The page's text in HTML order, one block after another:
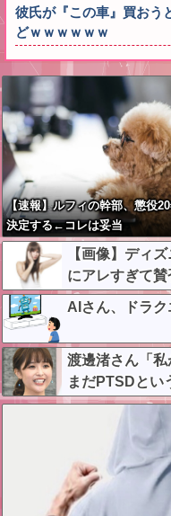
彼氏が『この車』買おう
どｗｗｗｗｗｗ
【速報】ルフィの幹部、懲役
決定する←コレは妥当
か？？？？？？？
【画像】ディ
にアレすぎて
w w w w
AIさん、ドラ
渡邊渚さん「
まだPTSDとい
た」